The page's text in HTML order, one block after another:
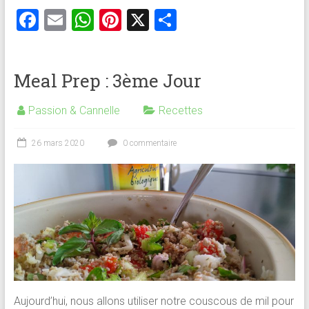
F
b
o
E
l
W
s
A
Pi
es
X P
g
er
Meal Prep : 3ème Jour
Passion & Cannelle Recettes
26 mars 2020 0 commentaire
Aujourd’hui, nous allons utiliser notre couscous de mil pour